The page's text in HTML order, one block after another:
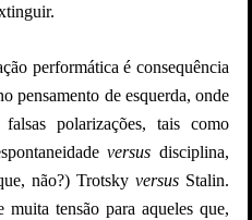
performática é consequência
pensamento de esquerda, onde
polarizações, tais como
versusdisciplina,
não?) Trotsky versus Stalin.
tensão para aqueles que,